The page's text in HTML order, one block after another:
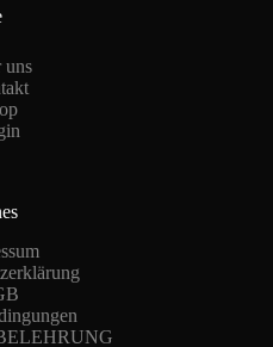
uns